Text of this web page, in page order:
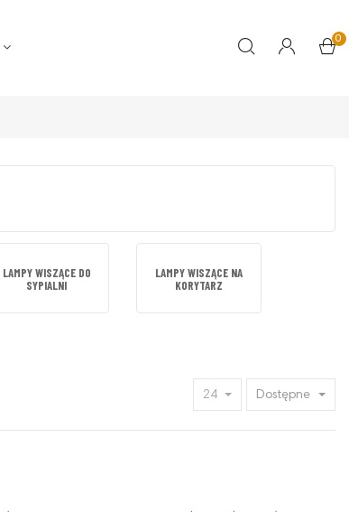
0
LAMPY WISZĄCE DO
SYPIALNI
LAMPY WISZĄCE NA
KORYTARZ
24 Dostępne